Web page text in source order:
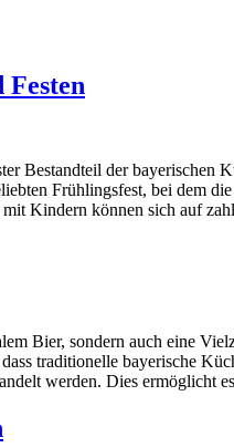
Bestandteil der
Frühlingsfest, bei dem
Kindern können sich auf
Bier, sondern auch eine
traditionelle bayerische
werden. Dies ermöglicht